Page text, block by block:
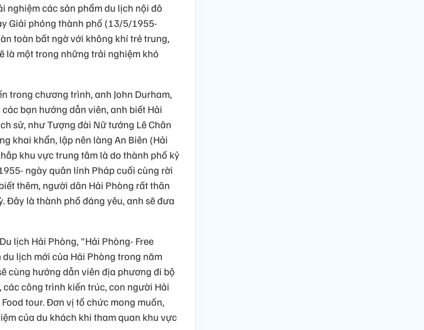
nghiệm các sản phẩm du lịch nội đô
Giải phóng thành phố (13/5/1955-
toàn bất ngờ với không khí trẻ trung,
là một trong những trải nghiệm khó
trong chương trình, anh John Durham,
bạn hướng dẫn viên, anh biết Hải
sử, như Tượng đài Nữ tướng Lê Chân
khai khẩn, lập nên làng An Biên (Hải
khu vực trung tâm là do thành phố kỷ
ngày quân lính Pháp cuối cùng rời
thêm, người dân Hải Phòng rất thân
Đây là thành phố đáng yêu, anh sẽ đưa
lịch Hải Phòng, "Hải Phòng- Free
lịch mới của Hải Phòng trong năm
cùng hướng dẫn viên địa phương đi bộ
công trình kiến trúc, con người Hải
tour. Đơn vị tổ chức mong muốn,
của du khách khi tham quan khu vực